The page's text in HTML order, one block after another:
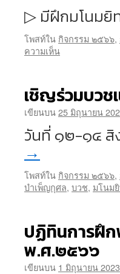
▷ มีฝึกมโนมยิ
โพสท์ใน กิจกรรม ๒๕๖๖,
ความเห็น
เชิญร่วมบวช
เขียนบน25 มิถุนายน
วันที่ ๑๒-๑๔ สิ
→
โพสท์ใน กิจกรรม ๒๕๖๖,
บำเพ็ญกุศล, บวช, มโนม
ปฏิทินการฝึก
พ.ศ.๒๕๖๖
เขียนบน 1 มิถุนายน 2023